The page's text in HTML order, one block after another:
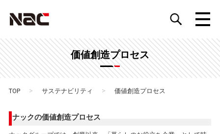
価値創造プロセス
TOP > サステナビリティ > 価値創造プロセス
ナックの価値創造プロセス